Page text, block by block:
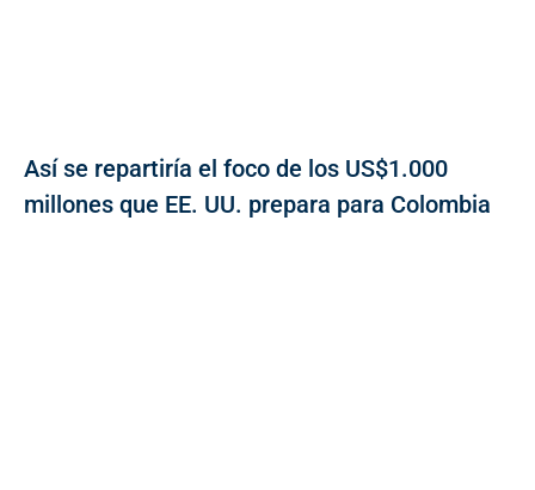
Así se repartiría el foco de los US$1.000
millones que EE. UU. prepara para Colombia